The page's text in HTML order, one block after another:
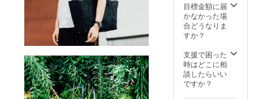
目標金額に届
かなかった場
合どうなりま
すか？
支援で困った
時はどこに相
談したらいい
ですか？